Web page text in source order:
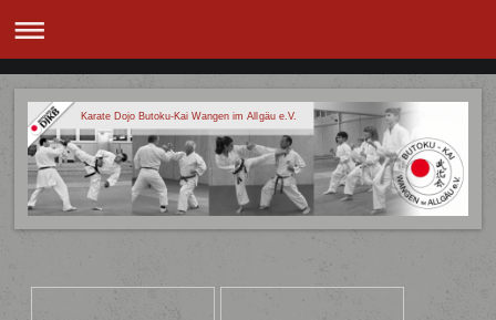
Karate Dojo Butoku-Kai Wangen im Allgäu e.V.